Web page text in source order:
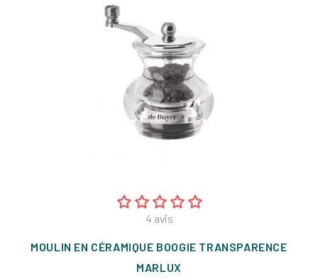
4 avis
MOULIN EN CÉRAMIQUE BOOGIE TRANSPARENCE
MARLUX